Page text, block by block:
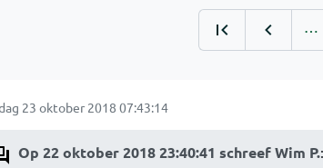
…
23 oktober 2018 07:43:14
Op 22 oktober 2018 23:40:41 schreef Wim P.: